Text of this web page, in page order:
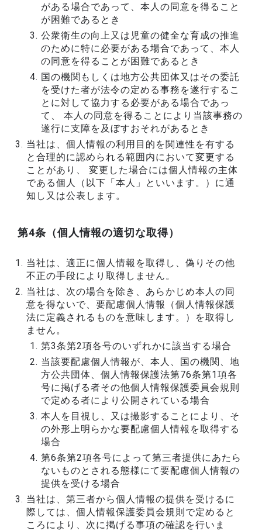
がある場合であって、本人の同意を得ること
が困難であるとき
公衆衛生の向上又は児童の健全な育成の推進
のために特に必要がある場合であって、本人
の同意を得ることが困難であるとき
国の機関もしくは地方公共団体又はその委託
を受けた者が法令の定める事務を遂行するこ
とに対して協力する必要がある場合であっ
て、 本人の同意を得ることにより当該事務の
遂行に支障を及ぼすおそれがあるとき
当社は、個人情報の利用目的を関連性を有する
と合理的に認められる範囲内において変更する
ことがあり、 変更した場合には個人情報の主体
である個人（以下「本人」といいます。）に通
知し又は公表します。
第4条（個人情報の適切な取得）
当社は、適正に個人情報を取得し、偽りその他
不正の手段により取得しません。
当社は、次の場合を除き、あらかじめ本人の同
意を得ないで、要配慮個人情報（個人情報保護
法に定義されるものを意味します。）を取得し
ません。
第3条第2項各号のいずれかに該当する場合
当該要配慮個人情報が、本人、国の機関、地
方公共団体、個人情報保護法第76条第1項各
号に掲げる者その他個人情報保護委員会規則
で定める者により公開されている場合
本人を目視し、又は撮影することにより、そ
の外形上明らかな要配慮個人情報を取得する
場合
第6条第2項各号によって第三者提供にあたら
ないものとされる態様にて要配慮個人情報の
提供を受ける場合
当社は、第三者から個人情報の提供を受けるに
際しては、個人情報保護委員会規則で定めると
ころにより、次に掲げる事項の確認を行いま